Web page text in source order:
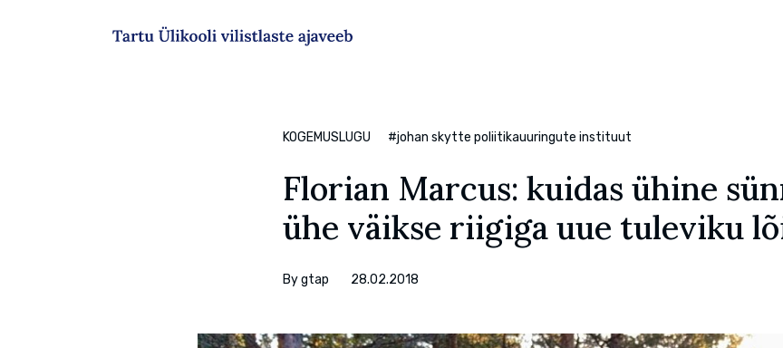
Sisesta märksõna
Florian Marcus: kuidas ühine
ühe väikse riigiga uue tuleviku
Bygtap 28.02.2018
KOGEMUSLUGU #johan skytte poliitikauuringute instituut